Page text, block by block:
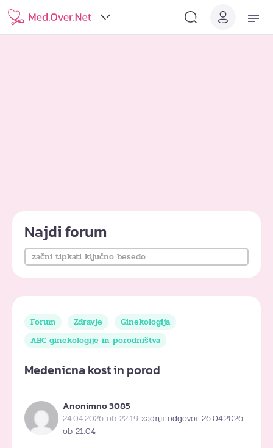
Najdi forum
Forum Zdravje
Ginekologija
ABC ginekologije in porodništva
Medenicna kost in porod
Anonimno 3085
24.04.2026 ob 22:19 zadnji odgovor 26.04.2026
ob 21:04